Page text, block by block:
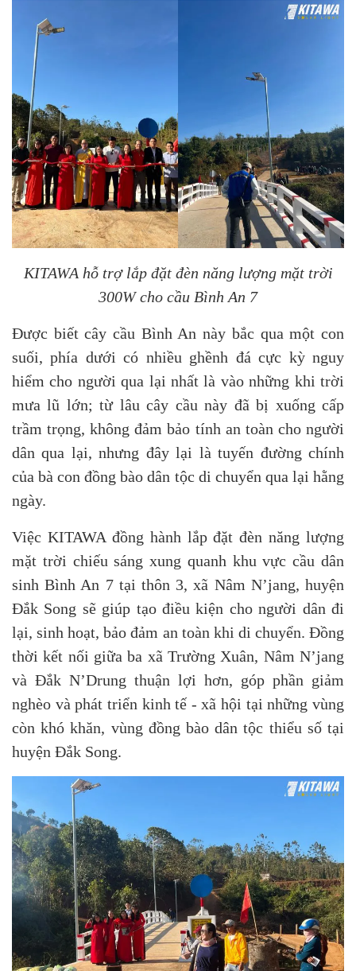
KITAWA hỗ trợ lắp đặt đèn năng lượng mặt trời
300W cho cầu Bình An 7
Được biết cây cầu Bình An này bắc qua một con
suối, phía dưới có nhiều ghềnh đá cực kỳ nguy
hiểm cho người qua lại nhất là vào những khi trời
mưa lũ lớn; từ lâu cây cầu này đã bị xuống cấp
trầm trọng, không đảm bảo tính an toàn cho người
dân qua lại, nhưng đây lại là tuyến đường chính
của bà con đồng bào dân tộc di chuyển qua lại hằng
ngày.
Việc KITAWA đồng hành lắp đặt đèn năng lượng
mặt trời chiếu sáng xung quanh khu vực cầu dân
sinh Bình An 7 tại thôn 3, xã Nâm N’jang, huyện
Đắk Song sẽ giúp tạo điều kiện cho người dân đi
lại, sinh hoạt, bảo đảm an toàn khi di chuyển. Đồng
thời kết nối giữa ba xã Trường Xuân, Nâm N’jang
và Đắk N’Drung thuận lợi hơn, góp phần giảm
nghèo và phát triển kinh tế - xã hội tại những vùng
còn khó khăn, vùng đồng bào dân tộc thiểu số tại
huyện Đắk Song.